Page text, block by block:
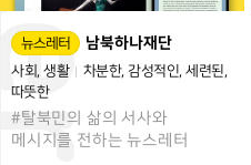
뉴스레터 남북하나재단
사회 생활 차분한 감성적인 세련된
따뜻한
#탈북민의 삶의 서사와
메시지를 전하는 뉴스레터